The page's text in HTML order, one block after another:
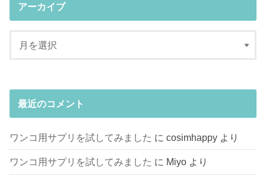
アーカイブ
最近のコメント
ワンコ用サプリを試してみました にcosimhappy より
ワンコ用サプリを試してみました に Miyo より